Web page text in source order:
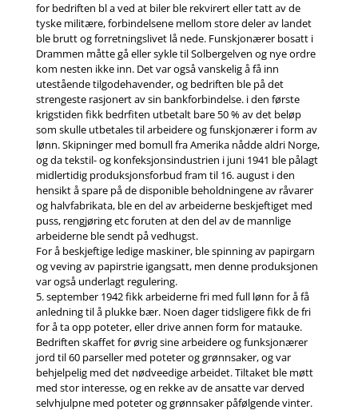
for bedriften bl a ved at biler ble rekvirert eller tatt av de
tyske militære, forbindelsene mellom store deler av landet
ble brutt og forretningslivet lå nede. Funskjonærer bosatt i
Drammen måtte gå eller sykle til Solbergelven og nye ordre
kom nesten ikke inn. Det var også vanskelig å få inn
utestående tilgodehavender, og bedriften ble på det
strengeste rasjonert av sin bankforbindelse. i den første
krigstiden fikk bedrfiten utbetalt bare 50 % av det beløp
som skulle utbetales til arbeidere og funskjonærer i form av
lønn. Skipninger med bomull fra Amerika nådde aldri Norge,
og da tekstil- og konfeksjonsindustrien i juni 1941 ble pålagt
midlertidig produksjonsforbud fram til 16. august i den
hensikt å spare på de disponible beholdningene av råvarer
og halvfabrikata, ble en del av arbeiderne beskjeftiget med
puss, rengjøring etc foruten at den del av de mannlige
arbeiderne ble sendt på vedhugst.
For å beskjeftige ledige maskiner, ble spinning av papirgarn
og veving av papirstrie igangsatt, men denne produksjonen
var også underlagt regulering.
5. september 1942 fikk arbeiderne fri med full lønn for å få
anledning til å plukke bær. Noen dager tidsligere fikk de fri
for å ta opp poteter, eller drive annen form for matauke.
Bedriften skaffet for øvrig sine arbeidere og funksjonærer
jord til 60 parseller med poteter og grønnsaker, og var
behjelpelig med det nødveedige arbeidet. Tiltaket ble møtt
med stor interesse, og en rekke av de ansatte var derved
selvhjulpne med poteter og grønnsaker påfølgende vinter.